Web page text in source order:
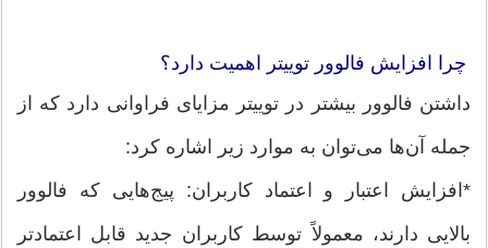
چرا افزایش فالوور توییتر اهمیت دارد؟
داشتن فالوور بیشتر در توییتر مزایای فراوانی دارد که از
جمله آن‌ها می‌توان به موارد زیر اشاره کرد:
*افزایش اعتبار و اعتماد کاربران: پیج‌هایی که فالوور
بالایی دارند، معمولاً توسط کاربران جدید قابل اعتمادتر